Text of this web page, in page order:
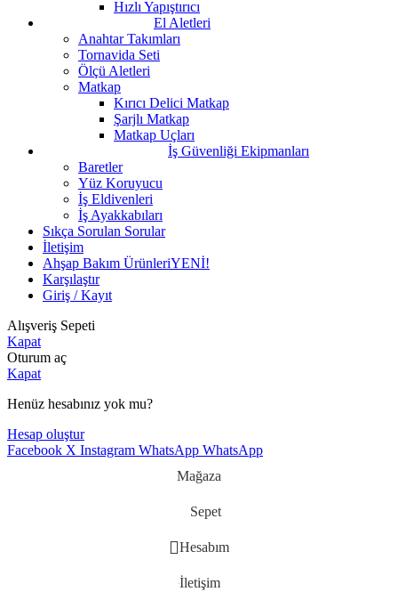
Hızlı Yapıştırıcı
El Aletleri
Anahtar Takımları
Tornavida Seti
Ölçü Aletleri
Matkap
Kırıcı Delici Matkap
Şarjlı Matkap
Matkap Uçları
İş Güvenliği Ekipmanları
Baretler
Yüz Koruyucu
İş Eldivenleri
İş Ayakkabıları
Sıkça Sorulan Sorular
İletişim
Ahşap Bakım ÜrünleriYENİ!
Karşılaştır
Giriş / Kayıt
Alışveriş Sepeti
Kapat
Oturum aç
Kapat
Henüz hesabınız yok mu?
Hesap oluştur
Facebook X Instagram WhatsApp WhatsApp
Mağaza
Sepet
Hesabım
İletişim